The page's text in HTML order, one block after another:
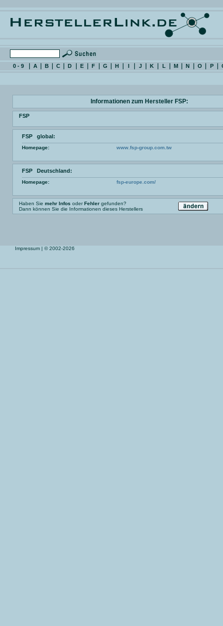
0 - 9 A B C D E F G H I J K L M N O P
Informationen zum Hersteller FSP:
FSP
FSP global:
Homepage: www.fsp-group.com.tw
FSP Deutschland:
Homepage: fsp-europe.com/
Haben Sie mehr Infos oderFehler gefunden?
Dann können Sie die Informationen dieses Herstellers
Impressum | © 2002-2026